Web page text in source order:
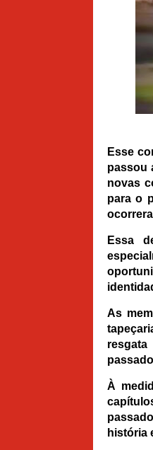
Esse
passou
novas
para o
Essa
As
À
história